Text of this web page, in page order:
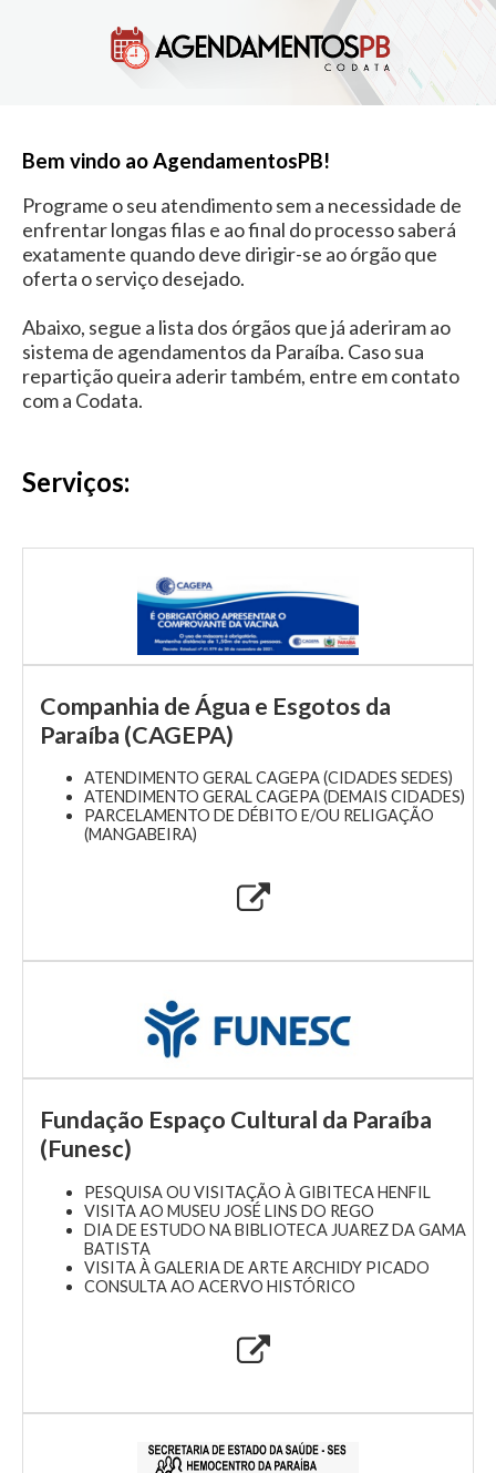
Bem vindo ao AgendamentosPB!
Programe o seu atendimento sem a necessidade de
enfrentar longas filas e ao final do processo saberá
exatamente quando deve dirigir-se ao órgão que
oferta o serviço desejado.
Abaixo, segue a lista dos órgãos que já aderiram ao
sistema de agendamentos da Paraíba. Caso sua
repartição queira aderir também, entre em contato
com a Codata.
Serviços:
Companhia de Água e Esgotos da
Paraíba (CAGEPA)
ATENDIMENTO GERAL CAGEPA (CIDADES SEDES)
ATENDIMENTO GERAL CAGEPA (DEMAIS CIDADES)
PARCELAMENTO DE DÉBITO E/OU RELIGAÇÃO
(MANGABEIRA)
Fundação Espaço Cultural da Paraíba
(Funesc)
PESQUISA OU VISITAÇÃO À GIBITECA HENFIL
VISITA AO MUSEU JOSÉ LINS DO REGO
DIA DE ESTUDO NA BIBLIOTECA JUAREZ DA GAMA
BATISTA
VISITA À GALERIA DE ARTE ARCHIDY PICADO
CONSULTA AO ACERVO HISTÓRICO